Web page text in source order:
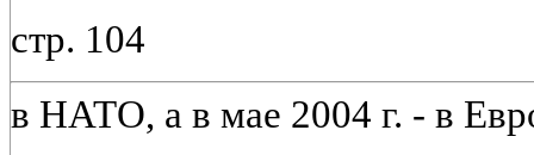
стр. 104
в НАТО, а в мае 2004 г. - в